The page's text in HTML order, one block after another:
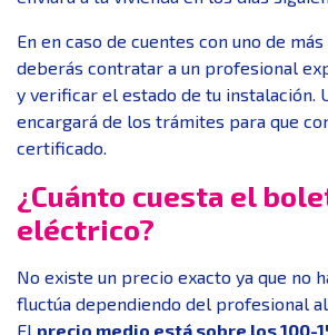
En en caso de cuentes con uno de más
deberás contratar a un profesional
y verificar el estado de tu instalación.
encargará de los trámites para que
certificado.
¿Cuánto cuesta el
eléctrico?
No existe un precio exacto ya que no
fluctúa dependiendo del profesional
El precio medio está sobre los 100-